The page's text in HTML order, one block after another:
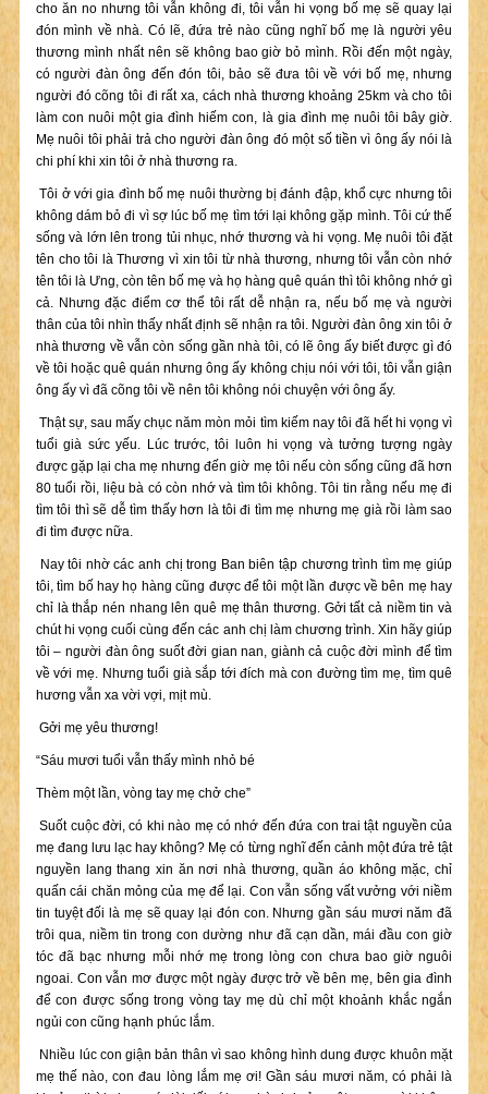
cho ăn no nhưng tôi vẫn không đi, tôi vẫn hi vọng bố mẹ sẽ quay lại
đón mình về nhà. Có lẽ, đứa trẻ nào cũng nghĩ bố mẹ là người yêu
thương mình nhất nên sẽ không bao giờ bỏ mình. Rồi đến một ngày,
có người đàn ông đến đón tôi, bảo sẽ đưa tôi về với bố mẹ, nhưng
người đó cõng tôi đi rất xa, cách nhà thương khoảng 25km và cho tôi
làm con nuôi một gia đình hiếm con, là gia đình mẹ nuôi tôi bây giờ.
Mẹ nuôi tôi phải trả cho người đàn ông đó một số tiền vì ông ấy nói là
chi phí khi xin tôi ở nhà thương ra.
Tôi ở với gia đình bố mẹ nuôi thường bị đánh đập, khổ cực nhưng tôi
không dám bỏ đi vì sợ lúc bố mẹ tìm tới lại không gặp mình. Tôi cứ thế
sống và lớn lên trong tủi nhục, nhớ thương và hi vọng. Mẹ nuôi tôi đặt
tên cho tôi là Thương vì xin tôi từ nhà thương, nhưng tôi vẫn còn nhớ
tên tôi là Ưng, còn tên bố mẹ và họ hàng quê quán thì tôi không nhớ gì
cả. Nhưng đặc điểm cơ thể tôi rất dễ nhận ra, nếu bố mẹ và người
thân của tôi nhìn thấy nhất định sẽ nhận ra tôi. Người đàn ông xin tôi ở
nhà thương về vẫn còn sống gần nhà tôi, có lẽ ông ấy biết được gì đó
về tôi hoặc quê quán nhưng ông ấy không chịu nói với tôi, tôi vẫn giận
ông ấy vì đã cõng tôi về nên tôi không nói chuyện với ông ấy.
Thật sự, sau mấy chục năm mòn mỏi tìm kiếm nay tôi đã hết hi vọng vì
tuổi già sức yếu. Lúc trước, tôi luôn hi vọng và tưởng tượng ngày
được gặp lại cha mẹ nhưng đến giờ mẹ tôi nếu còn sống cũng đã hơn
80 tuổi rồi, liệu bà có còn nhớ và tìm tôi không. Tôi tin rằng nếu mẹ đi
tìm tôi thì sẽ dễ tìm thấy hơn là tôi đi tìm mẹ nhưng mẹ già rồi làm sao
đi tìm được nữa.
Nay tôi nhờ các anh chị trong Ban biên tập chương trình tìm mẹ giúp
tôi, tìm bố hay họ hàng cũng được để tôi một lần được về bên mẹ hay
chỉ là thắp nén nhang lên quê mẹ thân thương. Gởi tất cả niềm tin và
chút hi vọng cuối cùng đến các anh chị làm chương trình. Xin hãy giúp
tôi – người đàn ông suốt đời gian nan, giành cả cuộc đời mình để tìm
về với mẹ. Nhưng tuổi già sắp tới đích mà con đường tìm mẹ, tìm quê
hương vẫn xa vời vợi, mịt mù.
Gởi mẹ yêu thương!
“Sáu mươi tuổi vẫn thấy mình nhỏ bé
Thèm một lần, vòng tay mẹ chở che”
Suốt cuộc đời, có khi nào mẹ có nhớ đến đứa con trai tật nguyền của
mẹ đang lưu lạc hay không? Mẹ có từng nghĩ đến cảnh một đứa trẻ tật
nguyền lang thang xin ăn nơi nhà thương, quần áo không mặc, chỉ
quấn cái chăn mỏng của mẹ để lại. Con vẫn sống vất vưởng với niềm
tin tuyệt đối là mẹ sẽ quay lại đón con. Nhưng gần sáu mươi năm đã
trôi qua, niềm tin trong con dường như đã cạn dần, mái đầu con giờ
tóc đã bạc nhưng mỗi nhớ mẹ trong lòng con chưa bao giờ nguôi
ngoai. Con vẫn mơ được một ngày được trở về bên mẹ, bên gia đình
để con được sống trong vòng tay mẹ dù chỉ một khoảnh khắc ngắn
ngủi con cũng hạnh phúc lắm.
Nhiều lúc con giận bản thân vì sao không hình dung được khuôn mặt
mẹ thế nào, con đau lòng lắm mẹ ơi! Gần sáu mươi năm, có phải là